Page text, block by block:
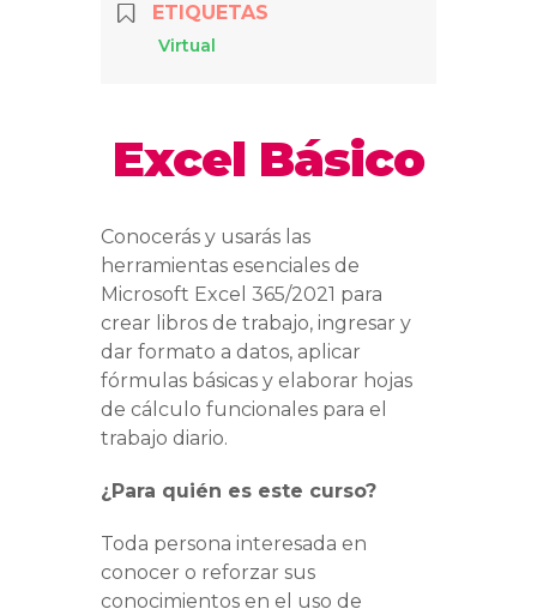
ETIQUETAS
Virtual
Excel Básico
Conocerás y usarás las
herramientas esenciales de
Microsoft Excel 365/2021 para
crear libros de trabajo, ingresar y
dar formato a datos, aplicar
fórmulas básicas y elaborar hojas
de cálculo funcionales para el
trabajo diario.
¿Para quién es este curso?
Toda persona interesada en
conocer o reforzar sus
conocimientos en el uso de